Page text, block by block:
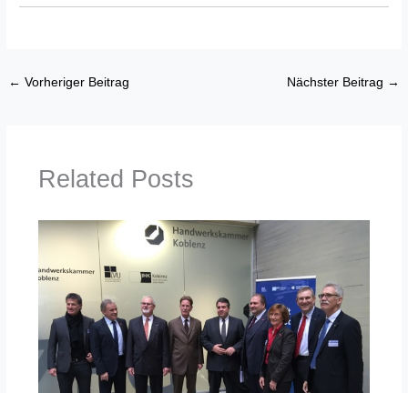
← Vorheriger Beitrag Nächster Beitrag →
Related Posts